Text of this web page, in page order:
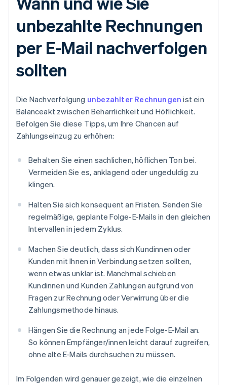
unbezahlte Rechnungen
per E-Mail nachverfolgen
sollten
Die Nachverfolgung unbezahlter Rechnungen ist ein
Balanceakt zwischen Beharrlichkeit und Höflichkeit.
Befolgen Sie diese Tipps, um Ihre Chancen auf
Zahlungseinzug zu erhöhen:
Behalten Sie einen sachlichen, höflichen Ton bei.
Vermeiden Sie es, anklagend oder ungeduldig zu
klingen.
Halten Sie sich konsequent an Fristen. Senden Sie
regelmäßige, geplante Folge-E-Mails in den gleichen
Intervallen in jedem Zyklus.
Machen Sie deutlich, dass sich Kundinnen oder
Kunden mit Ihnen in Verbindung setzen sollten,
wenn etwas unklar ist. Manchmal schieben
Kundinnen und Kunden Zahlungen aufgrund von
Fragen zur Rechnung oder Verwirrung über die
Zahlungsmethode hinaus.
Hängen Sie die Rechnung an jede Folge-E-Mail an.
So können Empfänger/innen leicht darauf zugreifen,
ohne alte E-Mails durchsuchen zu müssen.
Im Folgenden wird genauer gezeigt, wie die einzelnen